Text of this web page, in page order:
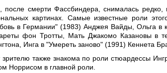
после смерти Фассбиндера, снималась
картинах. Самые известные роли
в Германии" (1983) Анджея Вайды, Ольга в
фон Тротты, Мать Джакомо Казановы в
Инга в "Умереть заново" (1991) Кеннета
зрителю также знакома по роли стюардессы
Норрисом в главной роли.